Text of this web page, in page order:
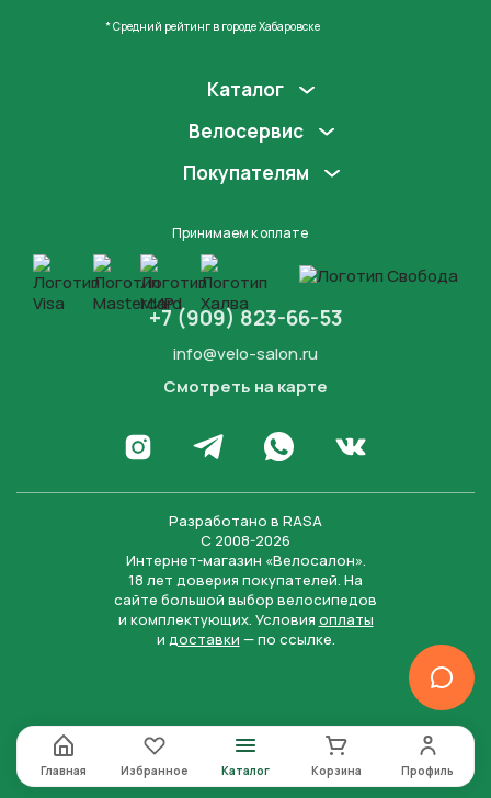
* Средний рейтинг в городе Хабаровске
Каталог
Велосервис
Покупателям
Принимаем к оплате
+7 (909) 823-66-53
info@velo-salon.ru
Смотреть на карте
Перейти в Инстаграм
Написать в Телеграм
Написать в WhatsApp
Перейти во
Разработано в RASA
С 2008-2026
Интернет-магазин «Велосалон».
18 лет доверия покупателей. На
сайте большой выбор велосипедов
и комплектующих. Условия оплаты
и доставки — по ссылке.
Главная Избранное Каталог Корзина Профиль
Нажимая на кнопку “Отправить заявку”, вы даете
согласие на обработку персональных данных и
соглашаетесь с политикой конфиденциальности